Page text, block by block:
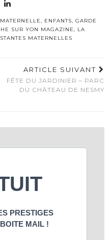
, ENFANTS, GARDE
SUR YON MAGAZINE, LA
MATERNELLES
ARTICLE SUIVANT
FÊTE DU JARDINIER – PARC
DU CHÂTEAU DE NESMY